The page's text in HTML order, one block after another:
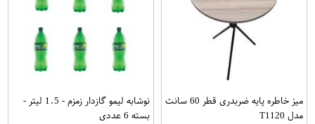
میز خاطره پایه ضربدری قطر 60 سانت
مدل T1120
نوشابه لیمو گازدار زمزم - 1.5 لیتر -
بسته 6 عددی